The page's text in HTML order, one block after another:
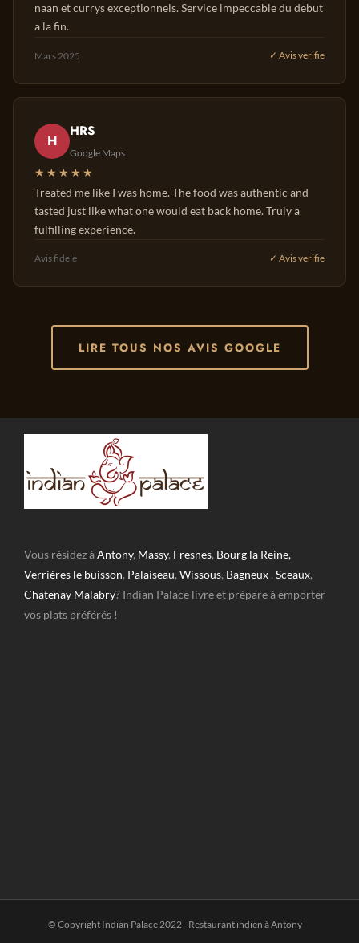
naan et currys exceptionnels. Service impeccable du debut
a la fin.
Mars 2025 ✓ Avis verifie
H
HRS
Google Maps
★★★★★
Treated me like I was home. The food was authentic and
tasted just like what one would eat back home. Truly a
fulfilling experience.
Avis fidele ✓ Avis verifie
LIRE TOUS NOS AVIS GOOGLE
Vous résidez àAntony, Massy, Fresnes, Bourg la Reine,
Verrières le buisson, Palaiseau, Wissous, Bagneux , Sceaux,
Chatenay Malabry? Indian Palace livre et prépare à emporter
vos plats préférés !
© Copyright Indian Palace 2022 - Restaurant indien à Antony